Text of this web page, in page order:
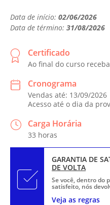
Data de início: 02/06/2026
Data de término: 31/08/2026
Certificado
Ao final do curso
Cronograma
Vendas até: 13/09/2026
Acesso até o dia da
Carga Horária
33 horas
GARANTIA DE
DE VOLTA
Se você, dentro do
satisfeito, nós
Veja as regras